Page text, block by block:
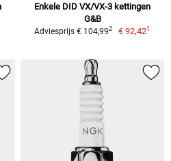
Enkele DID VX/VX-3 kettingen
G&B
Adviesprijs € 104,992 € 92,421